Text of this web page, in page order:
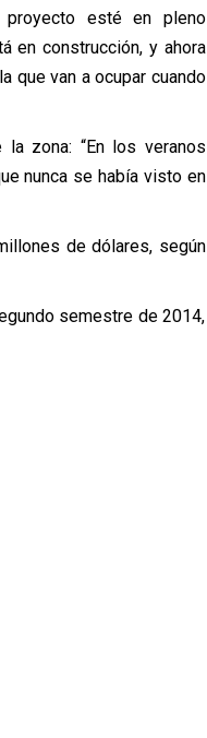
esté en pleno
en construcción, y ahora
que van a ocupar cuando
zona: “En los veranos
nunca se había visto en
de dólares, según
semestre de 2014,